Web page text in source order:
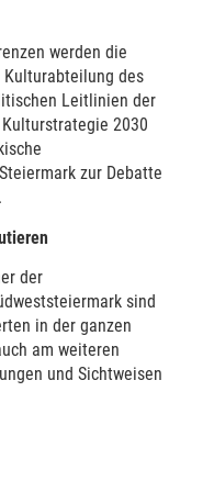
werden die
des
Leitlinien der
2030
zur Debatte
der
sind
in der ganzen
am weiteren
und Sichtweisen